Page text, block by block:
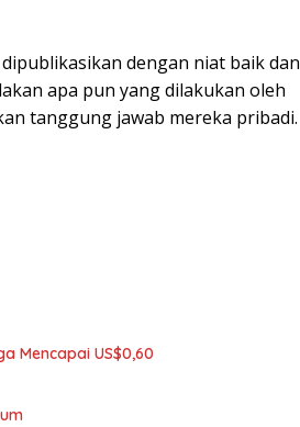
dengan niat baik dan
apa pun yang dilakukan oleh
tanggung jawab mereka pribadi.
Mencapai US$0,60